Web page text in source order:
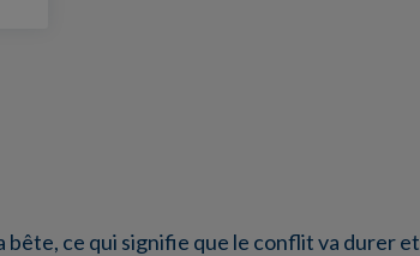
ce qui signifie que le conflit va durer